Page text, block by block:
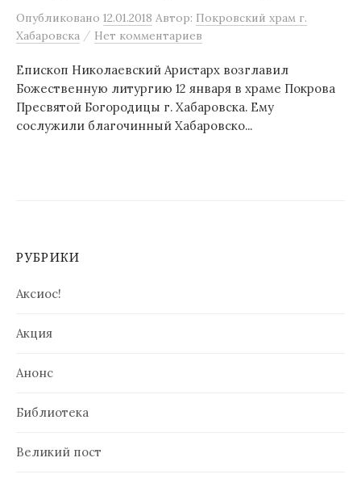
Опубликовано 12.01.2018 Автор: Покровский храм г.
Хабаровска / Нет комментариев
Епископ Николаевский Аристарх возглавил
Божественную литургию 12 января в храме Покрова
Пресвятой Богородицы г. Хабаровска. Ему
сослужили благочинный Хабаровско...
РУБРИКИ
Аксиос!
Акция
Анонс
Библиотека
Великий пост